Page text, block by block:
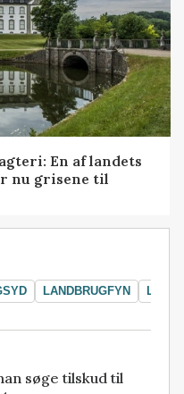
En af landets
nu grisene til
LANDBRUGFYN
søge tilskud til